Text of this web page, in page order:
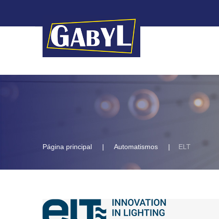
Página principal Automatismos ELT